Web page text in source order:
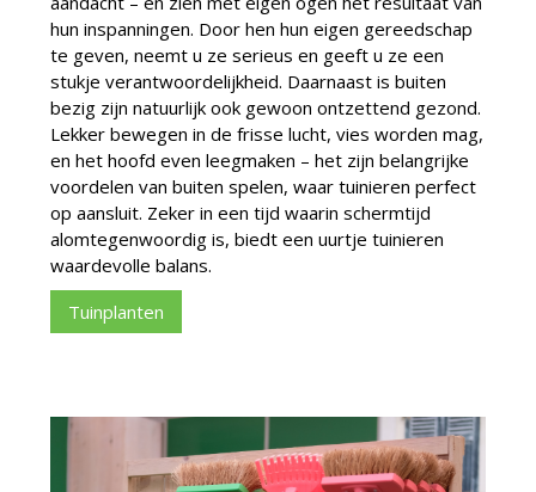
hun inspanningen. Door hen hun eigen gereedschap
te geven, neemt u ze serieus en geeft u ze een
stukje verantwoordelijkheid. Daarnaast is buiten
bezig zijn natuurlijk ook gewoon ontzettend gezond.
Lekker bewegen in de frisse lucht, vies worden mag,
en het hoofd even leegmaken – het zijn belangrijke
voordelen van buiten spelen, waar tuinieren perfect
op aansluit. Zeker in een tijd waarin schermtijd
alomtegenwoordig is, biedt een uurtje tuinieren
waardevolle balans.
Tuinplanten